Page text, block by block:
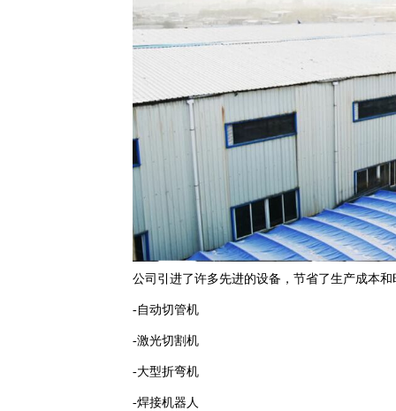
公司引进了许多先进的设备，节省了生产成本和
-自动切管机
-激光切割机
-大型折弯机
-焊接机器人